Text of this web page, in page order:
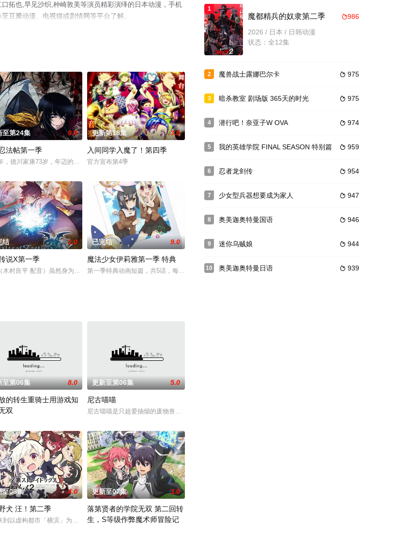
拓也,早见沙织,种崎敦美等演员精彩演绎的日本动漫，手机
豆瓣动漫、电视猫或剧情网等平台了解。
鲁兹·蓝,新祐树
真守,高木涉,泽城美雪,花泽香菜,小西克幸,早见沙织,石上静香,水树奈奈,三
至第24集 9.0
法帖第一季
，德川家康73岁，年迈的他必须在两个儿子之间为他的将军之位选一名继承人。难以决断的德川家康将决定的
更新第18集 3.0
入间同学入魔了！第四季
官方宣布第4季
自称为"奥特曼"
，新入校的学生要选择一位高年级的学姐，两人结为“姐妹”，在校学习的期
结 1.0
说X第一季
木村良平 配音）虽然身为人类，却在天族的养育下长大。人类无法感知到天族的存在，可史雷却因为其拥有的强大
已完结 9.0
魔法少女伊莉雅第一季 特典
第一季特典动画短篇，共5话，每话约5分钟。原作・监修：ひろやまひろし脚本：凑未来演出：井上圭介收录
生厄、亵之招祟”的“不可触碰之物”
いる女子高生・赤石黒絵（クロエ）。不器用で人との交流を避けて生きて
至第06集 8.0
的转生重骑士用游戏知
双
更新至第06集 5.0
尼古喵喵
尼古喵喵是只超爱抽烟的废物兽人！因为缺乏伦理与卫生观念，不是把烟头往窗外乱丢，就是对人乱吐口水，
分孩子获得了名为“拉姆斯”的特殊
突然集结的团员们！虽然每个人都拥有耀眼夺目的个性与实力，但现在的她们
至06集 4.0
犬 汪！第二季
到以虚构都市「横滨」为舞台，一众如同疯跑乱咬、四处乱窜的迷途犬们，热热闹闹、鸡飞狗跳的日常世界！ 依旧
更新至07集 3.0
落第贤者的学院无双 第二回转
生，S等级作弊魔术师冒险记
1
986
魔都精兵的奴隶第二季
2026 / 日本 / 日韩动漫
状态：全12集
2  975
魔兽战士露娜巴尔卡
3  975
暗杀教室 剧场版 365天的时光
4  974
潜行吧！奈亚子W OVA
5  959
我的英雄学院 FINAL SEASON 特别篇
6  954
忍者龙剑传
7  947
少女型兵器想要成为家人
8  946
奥美迦奥特曼国语
9  944
迷你乌贼娘
10  939
奥美迦奥特曼日语